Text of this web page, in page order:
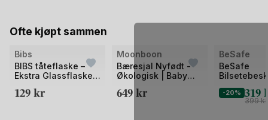
Ofte kjøpt sammen
Bilde
av
Bibs
BIBS tåteflaske –
Ekstra Glassflaske
129 kr
Bilde
av
2
Moonboon
Bæresjal Nyfødt -
Økologisk | Baby
649 kr
Bilde
av
2
BeSafe
BeSafe
-20% 319
399kr